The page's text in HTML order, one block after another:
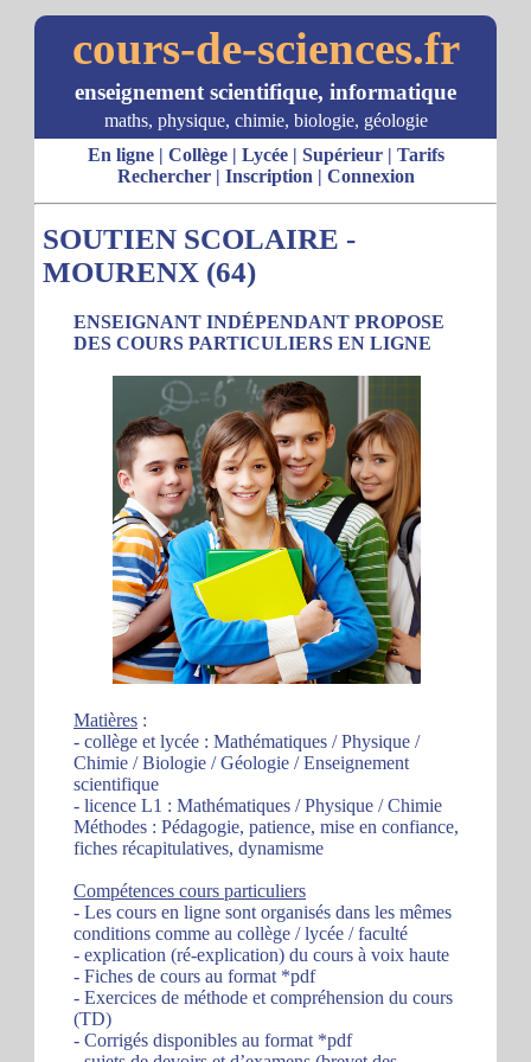
cours-de-sciences.fr
enseignement scientifique, informatique
maths, physique, chimie, biologie, géologie
En ligne| Collège| Lycée| Supérieur| Tarifs
Rechercher| Inscription | Connexion
SOUTIEN SCOLAIRE -
MOURENX (64)
ENSEIGNANT INDÉPENDANT PROPOSE
DES COURS PARTICULIERS EN LIGNE
Matières :
- collège et lycée : Mathématiques / Physique /
Chimie / Biologie / Géologie / Enseignement
scientifique
- licence L1 : Mathématiques / Physique / Chimie
Méthodes : Pédagogie, patience, mise en confiance,
fiches récapitulatives, dynamisme
Compétences cours particuliers
- Les cours en ligne sont organisés dans les mêmes
conditions comme au collège / lycée / faculté
- explication (ré-explication) du cours à voix haute
- Fiches de cours au format *pdf
- Exercices de méthode et compréhension du cours
(TD)
- Corrigés disponibles au format *pdf